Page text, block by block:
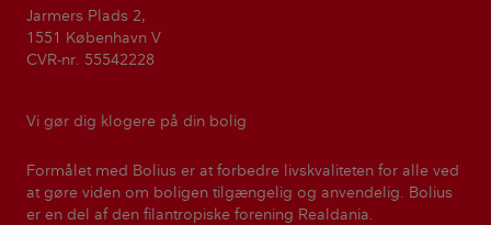
Jarmers Plads 2,
1551 København V
CVR-nr. 55542228
Vi gør dig klogere på din bolig
Formålet med Bolius er at forbedre livskvaliteten for alle ved
at gøre viden om boligen tilgængelig og anvendelig. Bolius
er en del af den filantropiske forening Realdania.